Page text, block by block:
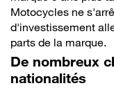
Motocycles ne
d'investissement
parts de la marque.
De nombreux
nationalités